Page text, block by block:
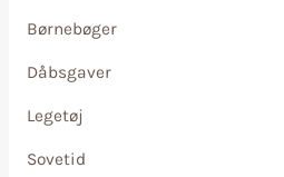
Børnebøger
Dåbsgaver
Legetøj
Sovetid